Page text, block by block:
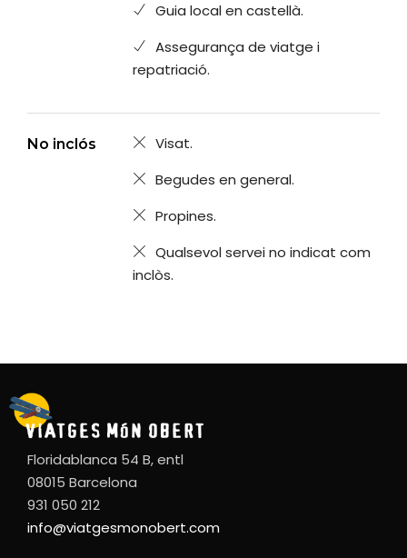
Guia local en castellà.
Assegurança de viatge i
repatriació.
No inclós
Visat.
Begudes en general.
Propines.
Qualsevol servei no indicat com
inclòs.
Floridablanca 54 B, entl
08015 Barcelona
931 050 212
info@viatgesmonobert.com